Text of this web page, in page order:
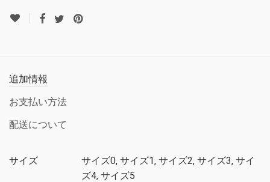
追加情報
お支払い方法
配送について
サイズ
サイズ0, サイズ1, サイズ2, サイズ3, サイ
ズ4, サイズ5